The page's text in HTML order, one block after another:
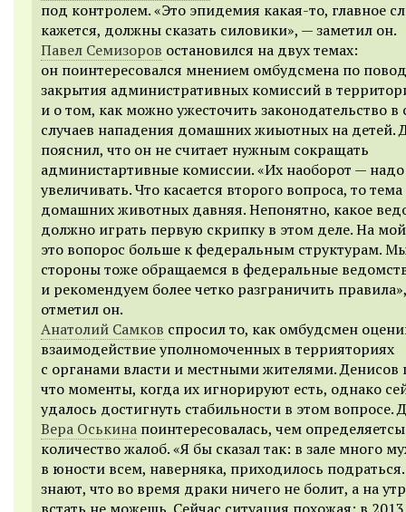
под контролем. «Это эпидемия какая-то, главное
кажется, должны сказать силовики», — заметил он.
Павел Семизоров остановился на двух темах:
он поинтересовался мнением омбудсмена по
закрытия административных комиссий в
и о том, как можно ужесточить законодательство в
случаев нападения домашних жиыотных на детей.
пояснил, что он не считает нужным сокращать
администартивные комиссии. «Их наоборот — надо
увеличивать. Что касается второго вопроса, то тема
домашних животных давняя. Непонятно, какое
должно играть первую скрипку в этом деле. На
это вопорос больше к федеральным структурам.
стороны тоже обращаемся в федеральные
и рекомендуем более четко разграничить
отметил он.
Анатолий Самков спросил то, как омбудсмен
взаимодействие уполномоченных в террияториях
с органами власти и местными жителями. Денисов
что моменты, когда их игнорируют есть, однако
удалось достигнуть стабильности в этом вопросе.
Вера Оськина поинтересовалась, чем определяетсы
количество жалоб. «Я бы сказал так: в зале много
в юности всем, наверняка, приходилось
знают, что во время драки ничего не болит, а на